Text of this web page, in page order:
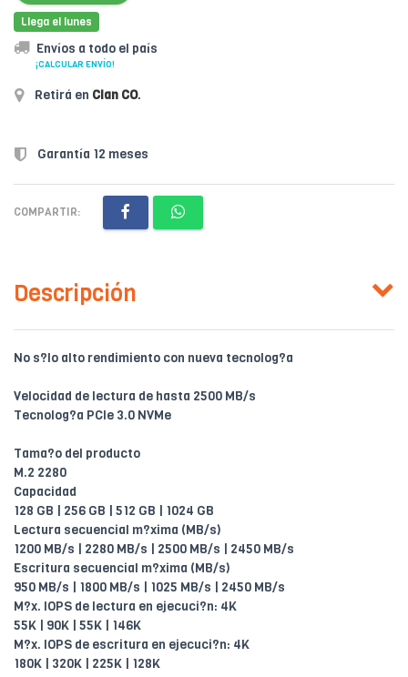
Llega el lunes
Envíos a todo el país
¡CALCULAR ENVÍO!
Retirá en Clan CO.
Garantía 12 meses
COMPARTIR:
Descripción
No s?lo alto rendimiento con nueva tecnolog?a
Velocidad de lectura de hasta 2500 MB/s
Tecnolog?a PCIe 3.0 NVMe
Tama?o del producto
M.2 2280
Capacidad
128 GB | 256 GB | 512 GB | 1024 GB
Lectura secuencial m?xima (MB/s)
1200 MB/s | 2280 MB/s | 2500 MB/s | 2450 MB/s
Escritura secuencial m?xima (MB/s)
950 MB/s | 1800 MB/s | 1025 MB/s | 2450 MB/s
M?x. IOPS de lectura en ejecuci?n: 4K
55K | 90K | 55K | 146K
M?x. IOPS de escritura en ejecuci?n: 4K
180K | 320K | 225K | 128K